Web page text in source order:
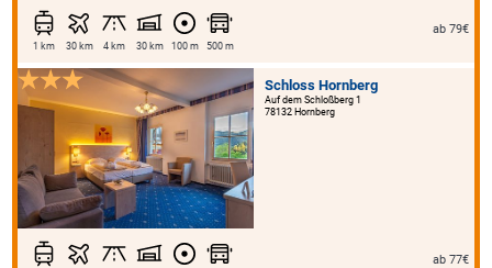
1 km 30 km 4 km 30 km 100 m 500 m
ab 79€
Schloss Hornberg
Auf dem Schloßberg 1
78132 Hornberg
ab 77€